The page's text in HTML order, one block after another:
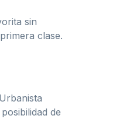
sin
clase.
de